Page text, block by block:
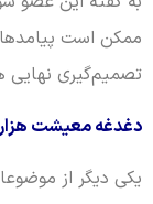
ممکن است
تصمیم‌گیری نهایی
دغدغه معیشت
یکی دیگر از